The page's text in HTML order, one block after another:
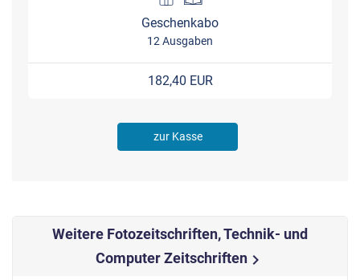
Geschenkabo
12 Ausgaben
182,40 EUR
zur Kasse
Weitere Fotozeitschriften, Technik- und
Computer Zeitschriftenchevron_right